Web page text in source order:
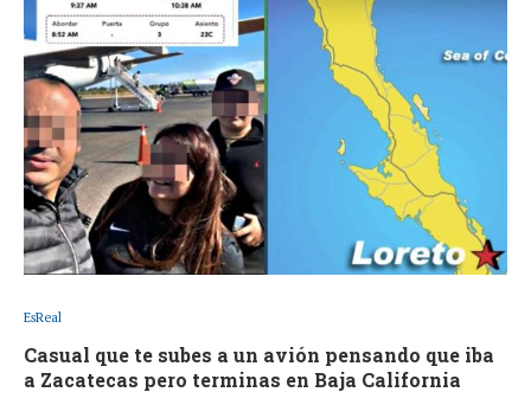
EsReal
Casual que te subes a un avión pensando que iba
a Zacatecas pero terminas en Baja California